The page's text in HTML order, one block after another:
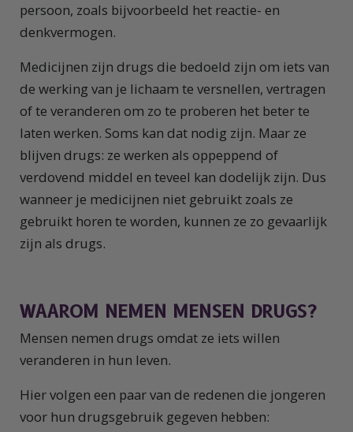
persoon, zoals bijvoorbeeld het reactie- en
denkvermogen.
Medicijnen zijn drugs die bedoeld zijn om iets van
de werking van je lichaam te versnellen, vertragen
of te veranderen om zo te proberen het beter te
laten werken. Soms kan dat nodig zijn. Maar ze
blijven drugs: ze werken als oppeppend of
verdovend middel en teveel kan dodelijk zijn. Dus
wanneer je medicijnen niet gebruikt zoals ze
gebruikt horen te worden, kunnen ze zo gevaarlijk
zijn als drugs.
WAAROM NEMEN MENSEN DRUGS?
Mensen nemen drugs omdat ze iets willen
veranderen in hun leven.
Hier volgen een paar van de redenen die jongeren
voor hun drugsgebruik gegeven hebben: